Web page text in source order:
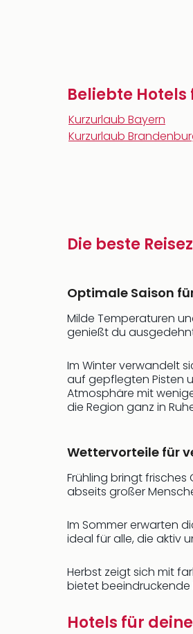
Beliebte
Kurzurlaub Bayern
Kurzurlaub
Die beste
Optimale Saison
Milde Temperaturen
genießt du
Im Winter verwandelt
auf gepflegten Pisten
Atmosphäre mit
die Region ganz in
Wettervorteile für
Frühling bringt
abseits großer
Im Sommer erwarten
ideal für alle, die aktiv
Herbst zeigt sich mit
bietet beeindruckende
Hotels für